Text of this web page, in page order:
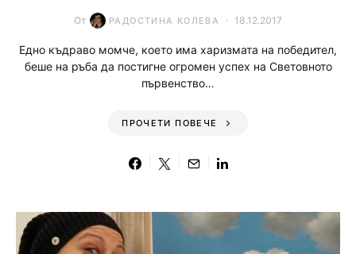
От РАДОСТИНА КОЛЕВА 18.12.2017
Едно къдраво момче, което има харизмата на победител,
беше на ръба да постигне огромен успех на Световното
първенство…
ПРОЧЕТИ ПОВЕЧЕ